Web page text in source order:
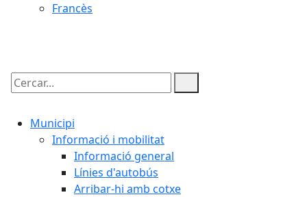
Francès
Cercar:
Municipi
Informació i mobilitat
Informació general
Línies d'autobús
Arribar-hi amb cotxe